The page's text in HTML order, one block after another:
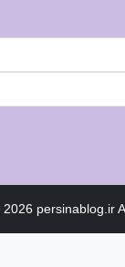
persinablog.ir